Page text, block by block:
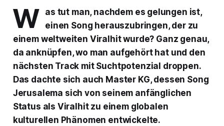
W as tut man, nachdem es gelungen ist,
einen Song herauszubringen, der zu
einem weltweiten Viralhit wurde? Ganz genau,
da anknüpfen, wo man aufgehört hat und den
nächsten Track mit Suchtpotenzial droppen.
Das dachte sich auch Master KG, dessen Song
Jerusalema sich von seinem anfänglichen
Status als Viralhit zu einem globalen
kulturellen Phänomen entwickelte.